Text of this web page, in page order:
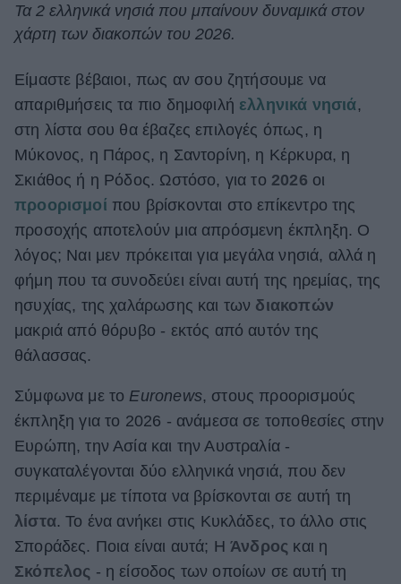
Cooking
Green
Αφιερώματα
ΒΟΞ
Χωρίς Ταμπέλες
Women's Forum
Hautes Grecians
Γάμος
Market News
Τα 2 ελληνικά νησιά που μπαίνουν δυναμικά στον
χάρτη των διακοπών του 2026.
Είμαστε βέβαιοι, πως αν σου ζητήσουμε να
απαριθμήσεις τα πιο δημοφιλή ελληνικά νησιά,
στη λίστα σου θα έβαζες επιλογές όπως, η
Μύκονος, η Πάρος, η Σαντορίνη, η Κέρκυρα, η
Σκιάθος ή η Ρόδος. Ωστόσο, για το 2026 οι
προορισμοί που βρίσκονται στο επίκεντρο της
προσοχής αποτελούν μια απρόσμενη έκπληξη. Ο
λόγος; Ναι μεν πρόκειται για μεγάλα νησιά, αλλά η
φήμη που τα συνοδεύει είναι αυτή της ηρεμίας, της
ησυχίας, της χαλάρωσης και των διακοπών
μακριά από θόρυβο - εκτός από αυτόν της
θάλασσας.
Σύμφωνα με το Euronews, στους προορισμούς
έκπληξη για το 2026 - ανάμεσα σε τοποθεσίες στην
Ευρώπη, την Ασία και την Αυστραλία -
συγκαταλέγονται δύο ελληνικά νησιά, που δεν
περιμέναμε με τίποτα να βρίσκονται σε αυτή τη
λίστα. Το ένα ανήκει στις Κυκλάδες, το άλλο στις
Σποράδες. Ποια είναι αυτά; ΗΆνδρος και η
Σκόπελος - η είσοδος των οποίων σε αυτή τη